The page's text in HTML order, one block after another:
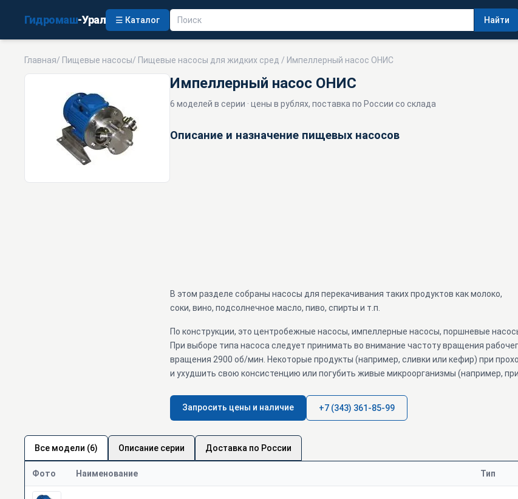
Гидромаш-Урал ☰ Каталог Найти
Главная/ Пищевые насосы/ Пищевые насосы для жидких сред / Импеллерный насос ОНИС
Импеллерный насос ОНИС
6 моделей в серии · цены в рублях, поставка по России со склада
Описание и назначение пищевых насосов
В этом разделе собраны насосы для перекачивания таких продуктов как молоко,
соки, вино, подсолнечное масло, пиво, спирты и т.п.
По конструкции, это центробежные насосы, импеллерные насосы, поршневые
При выборе типа насоса следует принимать во внимание частоту вращения
вращения 2900 об/мин. Некоторые продукты (например, сливки или кефир) при
и ухудшить свою консистенцию или погубить живые микроорганизмы (например,
Запросить цены и наличие +7 (343) 361-85-99
Все модели (6) Описание серии Доставка по России
Фото Наименование Тип